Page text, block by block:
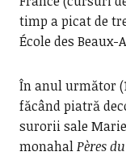
timp a picat de
École des Beaux-
În anul următor
făcând piatră
surorii sale
monahalPères